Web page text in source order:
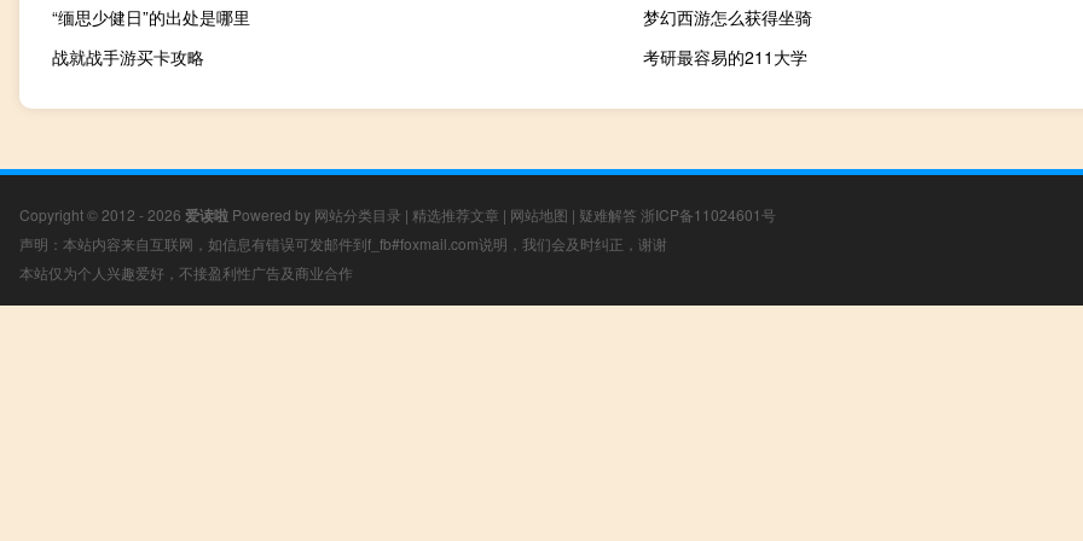
“缅思少健日”的出处是哪里
梦幻西游怎么获得坐骑
战就战手游买卡攻略
考研最容易的211大学
Copyright © 2012 - 2026 爱读啦 Powered by 网站分类目录 | 精选推荐文章 | 网站地图 | 疑难解答 浙ICP备11024601号
声明：本站内容来自互联网，如信息有错误可发邮件到f_fb#foxmail.com说明，我们会及时纠正，谢谢
本站仅为个人兴趣爱好，不接盈利性广告及商业合作